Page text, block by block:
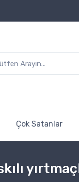
1500₺ ve üzeri
Çok Satanlar